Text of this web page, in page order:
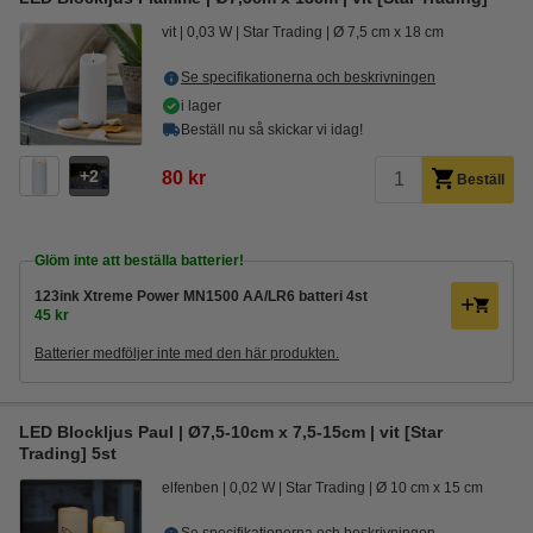
2
vit 0,03 W Star Trading Ø 7,5 cm x 18 cm
Se specifikationerna och beskrivningen
i lager
Beställ nu så skickar vi idag!
80 kr Beställ
Glöm inte att beställa batterier!
123ink Xtreme Power MN1500 AA/LR6 batteri 4st
45 kr
Batterier medföljer inte med den här produkten.
LED Blockljus Paul | Ø7,5-10cm x 7,5-15cm | vit [Star
Trading] 5st
elfenben 0,02 W Star Trading Ø 10 cm x 15 cm